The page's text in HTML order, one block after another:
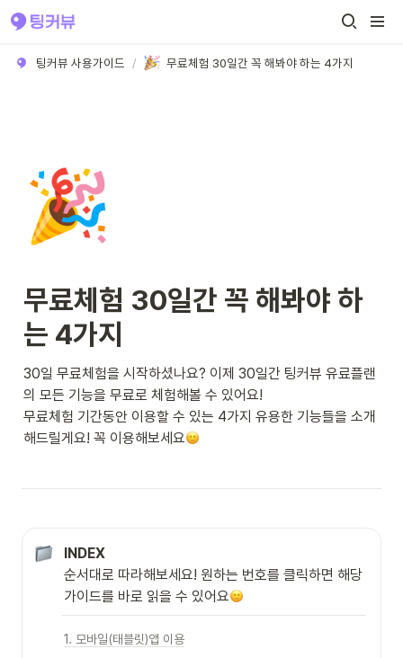
팅커뷰 사용가이드 / 무료체험 30일간 꼭 해봐야 하는 4가지
🎉
무료체험 30일간 꼭 해봐야 하
는 4가지
30일 무료체험을 시작하셨나요? 이제 30일간 팅커뷰 유료플랜
의 모든 기능을 무료로 체험해볼 수 있어요!
무료체험 기간동안 이용할 수 있는 4가지 유용한 기능들을 소개
해드릴게요! 꼭 이용해보세요
INDEX
순서대로 따라해보세요! 원하는 번호를 클릭하면 해당
가이드를 바로 읽을 수 있어요
1. 모바일(태블릿)앱 이용